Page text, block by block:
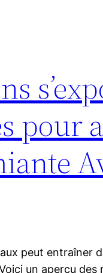
pour
peut entraîner
un aperçu des